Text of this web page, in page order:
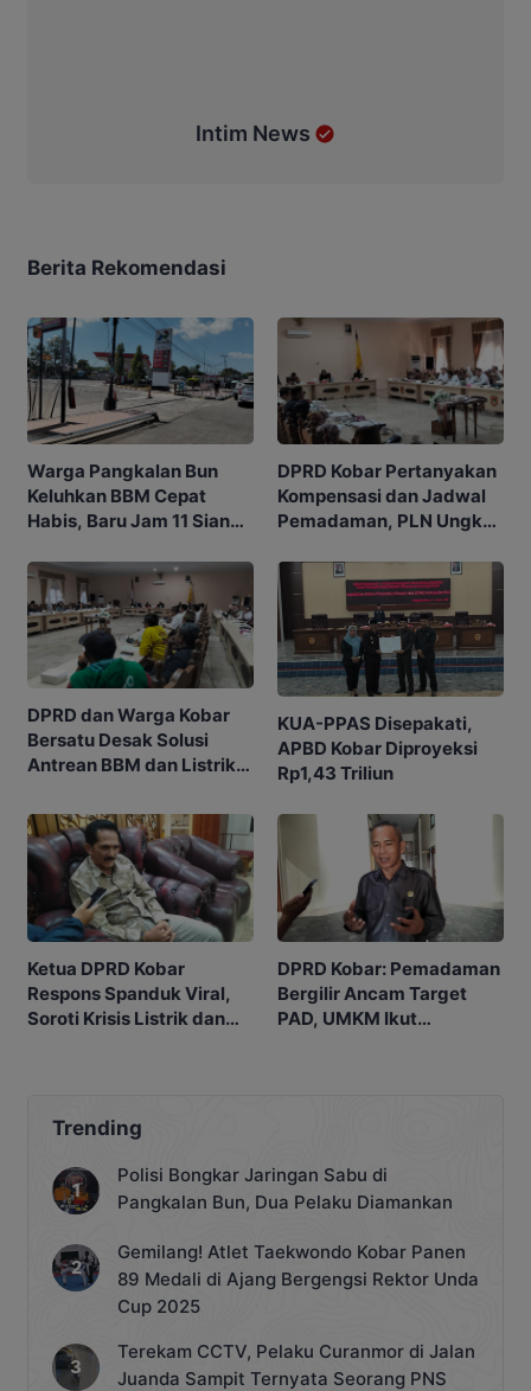
Intim News
Berita Rekomendasi
Warga Pangkalan Bun
Keluhkan BBM Cepat
Habis, Baru Jam 11 Siang
Stok
DPRD Kobar Pertanyakan
Kompensasi dan Jadwal
Pemadaman, PLN Ungkap
DPRD dan Warga Kobar
Bersatu Desak Solusi
Antrean BBM dan Listrik
KUA-PPAS Disepakati,
APBD Kobar Diproyeksi
Rp1,43 Triliun
Ketua DPRD Kobar
Respons Spanduk Viral,
Soroti Krisis Listrik dan
DPRD Kobar: Pemadaman
Bergilir Ancam Target
PAD, UMKM Ikut
Trending
Polisi Bongkar Jaringan Sabu di
Pangkalan Bun, Dua Pelaku Diamankan
Gemilang! Atlet Taekwondo Kobar Panen
89 Medali di Ajang Bergengsi Rektor Unda
Cup 2025
Terekam CCTV, Pelaku Curanmor di Jalan
Juanda Sampit Ternyata Seorang PNS